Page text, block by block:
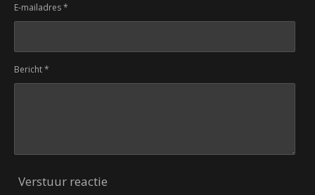
E-mailadres *
Bericht *
Verstuur reactie